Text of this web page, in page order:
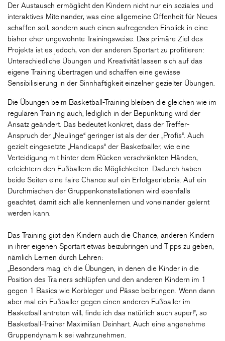
Der Austausch ermöglicht den Kindern nicht nur ein soziales und
interaktives Miteinander, was eine allgemeine Offenheit für Neues
schaffen soll, sondern auch einen aufregenden Einblick in eine
bisher eher ungewohnte Trainingsweise. Das primäre Ziel des
Projekts ist es jedoch, von der anderen Sportart zu profitieren:
Unterschiedliche Übungen und Kreativität lassen sich auf das
eigene Training übertragen und schaffen eine gewisse
Sensibilisierung in der Sinnhaftigkeit einzelner gezielter Übungen.
Die Übungen beim Basketball-Training bleiben die gleichen wie im
regulären Training auch, lediglich in der Bepunktung wird der
Ansatz geändert. Das bedeutet konkret, dass der Treffer-
Anspruch der „Neulinge“ geringer ist als der der „Profis“. Auch
gezielt eingesetzte „Handicaps“ der Basketballer, wie eine
Verteidigung mit hinter dem Rücken verschränkten Händen,
erleichtern den Fußballern die Möglichkeiten. Dadurch haben
beide Seiten eine faire Chance auf ein Erfolgserlebnis. Auf ein
Durchmischen der Gruppenkonstellationen wird ebenfalls
geachtet, damit sich alle kennenlernen und voneinander gelernt
werden kann.
Das Training gibt den Kindern auch die Chance, anderen Kindern
in ihrer eigenen Sportart etwas beizubringen und Tipps zu geben,
nämlich Lernen durch Lehren:
„Besonders mag ich die Übungen, in denen die Kinder in die
Position des Trainers schlüpfen und den anderen Kindern im 1
gegen 1 Basics wie Korbleger und Pässe beibringen. Wenn dann
aber mal ein Fußballer gegen einen anderen Fußballer im
Basketball antreten will, finde ich das natürlich auch super!“, so
Basketball-Trainer Maximilian Deinhart. Auch eine angenehme
Gruppendynamik sei wahrzunehmen.